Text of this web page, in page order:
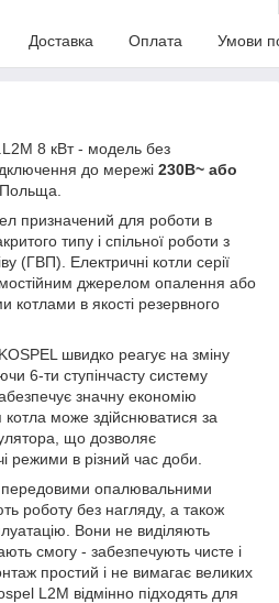
Доставка Оплата Умови
8 кВт - модель без
до мережі 230В~ або
призначений для роботи в
типу і спільної роботи з
(ГВП). Електричні котли серії
джерелом опалення або
котлами в якості резервного
швидко реагує на зміну
6-ти ступінчасту систему
значну економію
котла може здійснюватися за
що дозволяє
режими в різний час доби.
передовими опалювальними
роботу без нагляду, а також
Вони не виділяють
смогу - забезпечують чисте і
простий і не вимагає великих
L2M відмінно підходять для